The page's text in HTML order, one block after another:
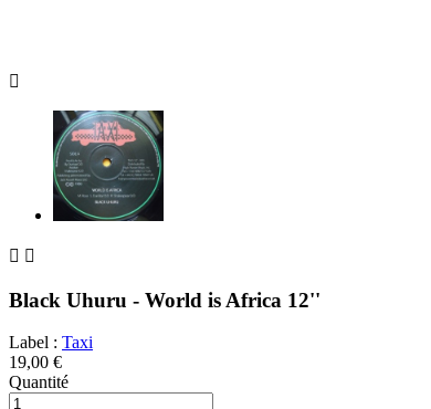

 
Black Uhuru - World is Africa 12''
Label : Taxi
19,00 €
Quantité